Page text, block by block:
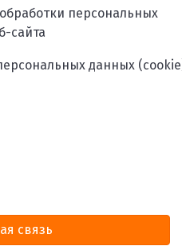
персональных
сайта
данных
связь